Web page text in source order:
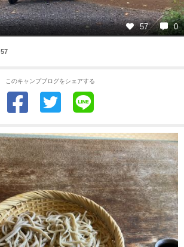
57 0
57
このキャンプブログをシェアする